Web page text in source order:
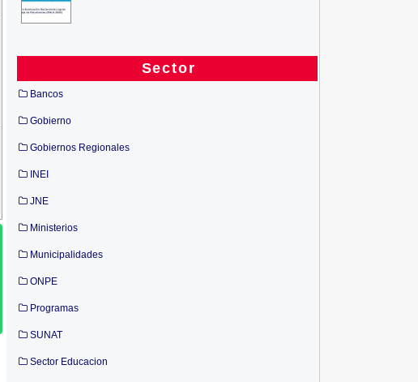
Sector
Bancos
Gobierno
Gobiernos Regionales
INEI
JNE
Ministerios
Municipalidades
ONPE
Programas
SUNAT
Sector Educacion